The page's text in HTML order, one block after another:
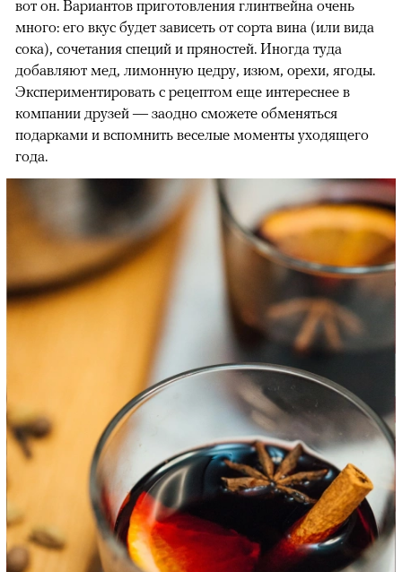
вот он. Вариантов приготовления глинтвейна очень
много: его вкус будет зависеть от сорта вина (или вида
сока), сочетания специй и пряностей. Иногда туда
добавляют мед, лимонную цедру, изюм, орехи, ягоды.
Экспериментировать с рецептом еще интереснее в
компании друзей — заодно сможете обменяться
подарками и вспомнить веселые моменты уходящего
года.